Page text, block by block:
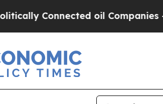
Connected oil Companies —